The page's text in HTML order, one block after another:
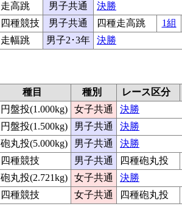
走高跳 男子共通
決勝
四種競技 男子共通 四種走高跳
1組
走幅跳 男子2･3年 決勝
種目 種別
レース区分
円盤投(1.000kg) 女子共通
決勝
円盤投(1.500kg) 男子共通
決勝
砲丸投(5.000kg) 男子共通
決勝
四種競技 男子共通
四種砲丸投
砲丸投(2.721kg) 女子共通
決勝
四種競技 女子共通 四種砲丸投